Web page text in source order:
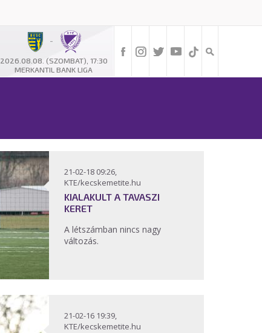
-
2026.08.08. (SZOMBAT), 17:30
MERKANTIL BANK LIGA
21-02-18 09:26,
KTE/kecskemetite.hu
KIALAKULT A TAVASZI
KERET
A létszámban nincs nagy
változás.
21-02-16 19:39,
KTE/kecskemetite.hu